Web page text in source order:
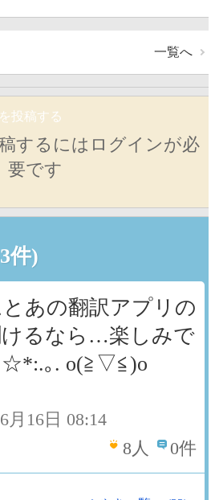
一覧へ
投稿する
するにはログインが必
要です
件)
とあの翻訳アプリの
るなら…楽しみで
｡. o(≧▽≦)o
月16日 08:14
8 人 0件